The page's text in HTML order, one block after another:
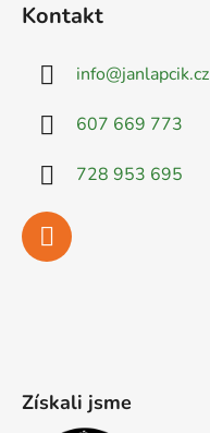
Kontakt
info@janlapcik.cz
607 669 773
728 953 695
Získali jsme